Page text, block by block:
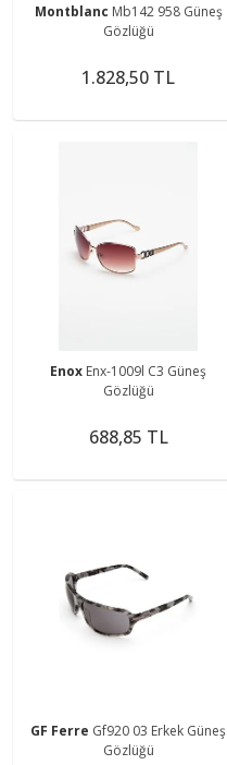
Montblanc Mb142 958 Güneş
Gözlüğü
1.828,50 TL
Enox Enx-1009l C3 Güneş
Gözlüğü
688,85 TL
GF Ferre Gf920 03 Erkek Güneş
Gözlüğü